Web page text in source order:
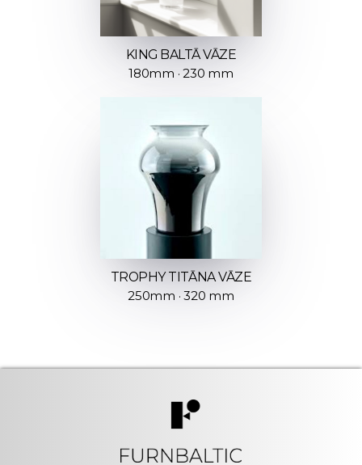
KING BALTĀ VĀZE
180mm · 230 mm
TROPHY TITĀNA VĀZE
250mm · 320 mm